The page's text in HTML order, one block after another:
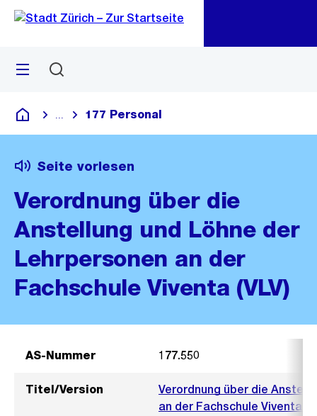
Navigation
Sprunglink
Menü
Deutsch
Blende alle Breadcrumbs ein
177 Personal
Seite vorlesen
Verordnung über die
Anstellung und Löhne der
Lehrpersonen an der
Fachschule Viventa (VLV)
AS-Nummer 177.550
Titel/Version
Verordnung über die
an der Fachschule Viventa